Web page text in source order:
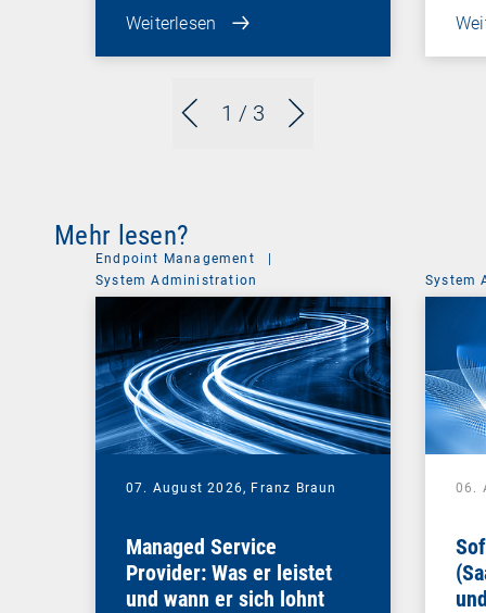
1 / 3
Weiterlesen
Mehr lesen?
Endpoint Management
System Administration
07. August 2026, Franz Braun
Managed Service
Provider: Was er leistet
und wann er sich lohnt
System
06.